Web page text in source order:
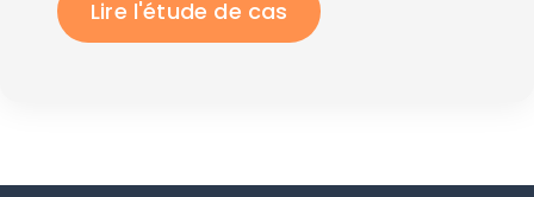
Lire l'étude de cas